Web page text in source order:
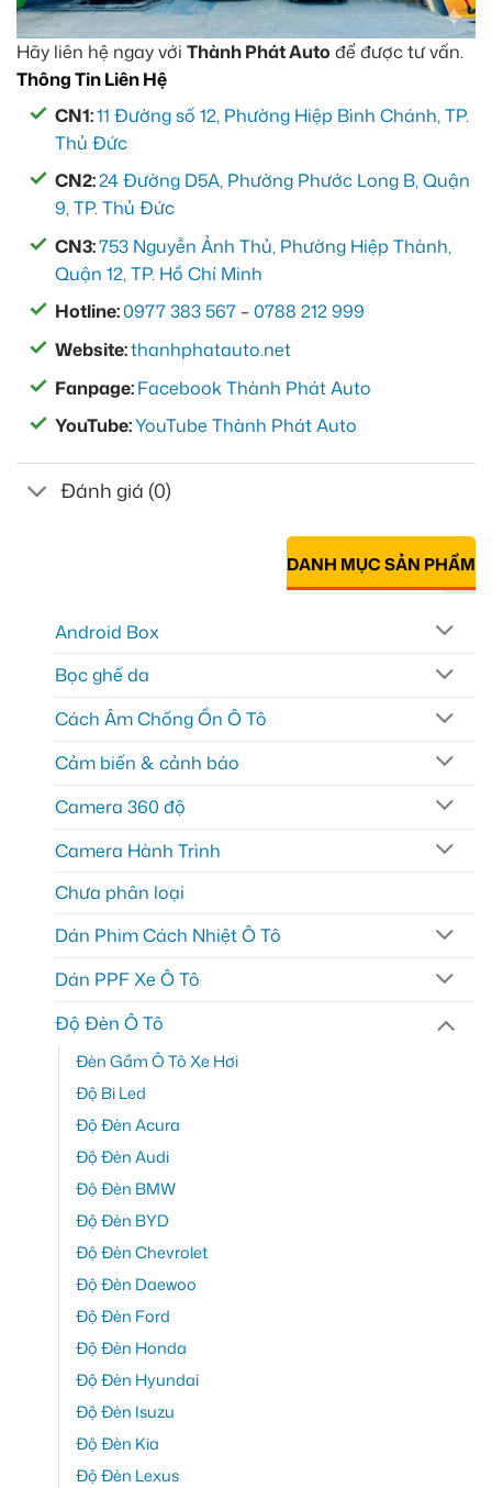
Hãy liên hệ ngay với Thành Phát Auto để được tư vấn.
Thông Tin Liên Hệ
CN1:11 Đường số 12, Phường Hiệp Bình Chánh, TP.
Thủ Đức
CN2:24 Đường D5A, Phường Phước Long B, Quận
9, TP. Thủ Đức
CN3:753 Nguyễn Ảnh Thủ, Phường Hiệp Thành,
Quận 12, TP. Hồ Chí Minh
Hotline:0977 383 567 –0788 212 999
Website:thanhphatauto.net
Fanpage:Facebook Thành Phát Auto
YouTube:YouTube Thành Phát Auto
Đánh giá (0)
DANH MỤC SẢN PHẨM
Android Box
Bọc ghế da
Cách Âm Chống Ồn Ô Tô
Cảm biến & cảnh báo
Camera 360 độ
Camera Hành Trình
Chưa phân loại
Dán Phim Cách Nhiệt Ô Tô
Dán PPF Xe Ô Tô
Độ Đèn Ô Tô
Đèn Gầm Ô Tô Xe Hơi
Độ Bi Led
Độ Đèn Acura
Độ Đèn Audi
Độ Đèn BMW
Độ Đèn BYD
Độ Đèn Chevrolet
Độ Đèn Daewoo
Độ Đèn Ford
Độ Đèn Honda
Độ Đèn Hyundai
Độ Đèn Isuzu
Độ Đèn Kia
Độ Đèn Lexus